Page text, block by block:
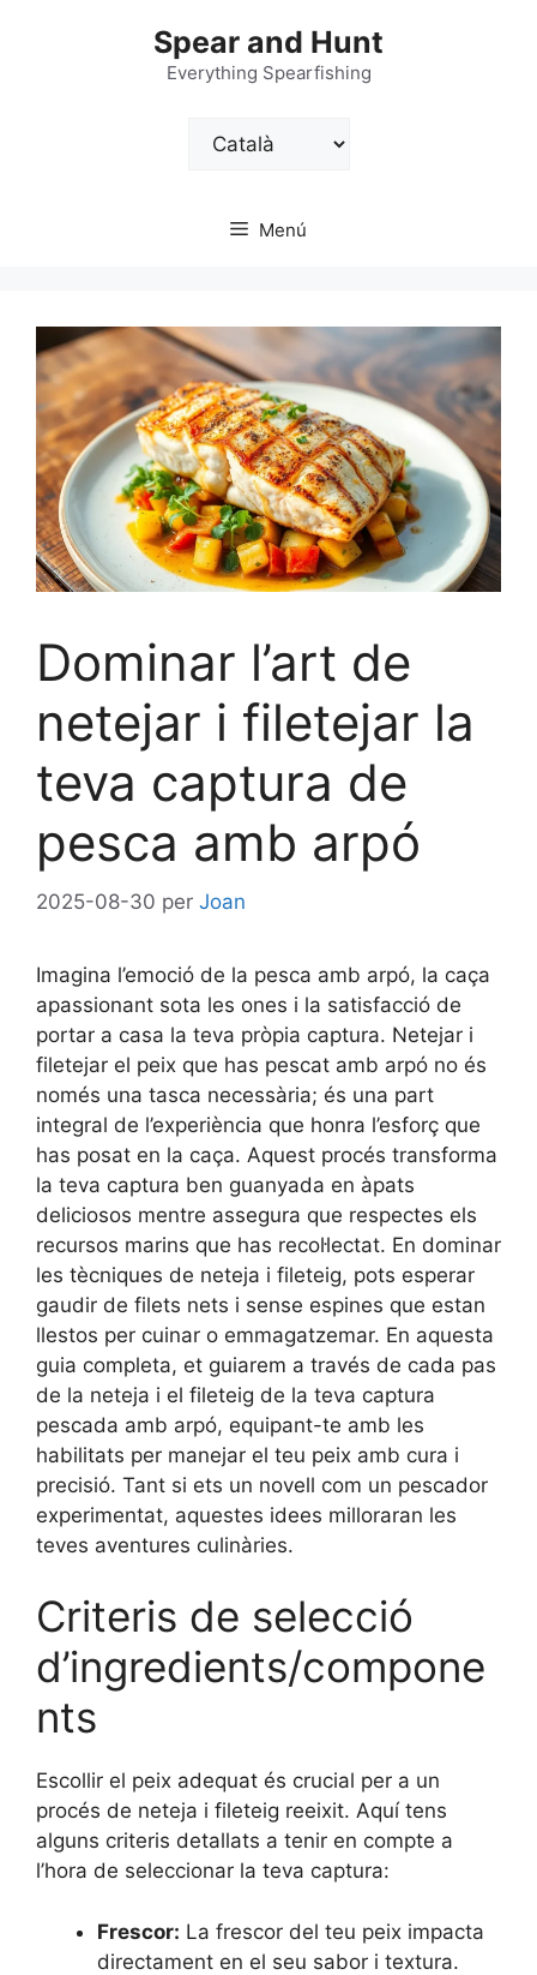
Spear and Hunt
Everything Spearfishing
Trieu
Menú
Dominar l’art de
netejar i filetejar la
teva captura de
pesca amb arpó
2025-08-30 per Joan
Imagina l’emoció de la pesca amb arpó, la caça
apassionant sota les ones i la satisfacció de
portar a casa la teva pròpia captura. Netejar i
filetejar el peix que has pescat amb arpó no és
només una tasca necessària; és una part
integral de l’experiència que honra l’esforç que
has posat en la caça. Aquest procés transforma
la teva captura ben guanyada en àpats
deliciosos mentre assegura que respectes els
recursos marins que has recol·lectat. En dominar
les tècniques de neteja i fileteig, pots esperar
gaudir de filets nets i sense espines que estan
llestos per cuinar o emmagatzemar. En aquesta
guia completa, et guiarem a través de cada pas
de la neteja i el fileteig de la teva captura
pescada amb arpó, equipant-te amb les
habilitats per manejar el teu peix amb cura i
precisió. Tant si ets un novell com un pescador
experimentat, aquestes idees milloraran les
teves aventures culinàries.
Criteris de selecció
d’ingredients/compone
nts
Escollir el peix adequat és crucial per a un
procés de neteja i fileteig reeixit. Aquí tens
alguns criteris detallats a tenir en compte a
l’hora de seleccionar la teva captura:
Frescor: La frescor del teu peix impacta
directament en el seu sabor i textura.